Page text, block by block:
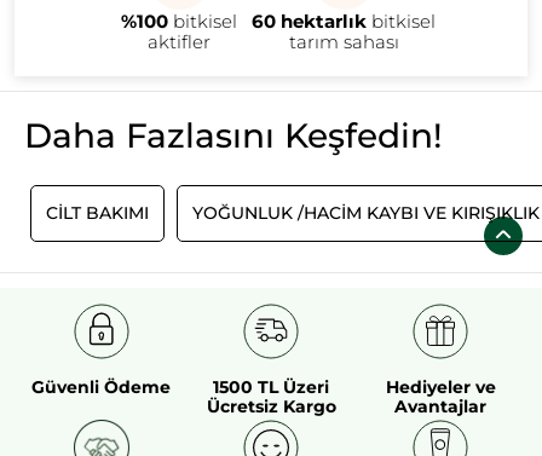
%100 bitkisel
aktifler
60 hektarlık bitkisel
tarım sahası
Daha Fazlasını Keşfedin!
CİLT BAKIMI YOĞUNLUK /HACIM KAYBI VE KIRIŞIKLIK
Güvenli Ödeme
1500 TL Üzeri
Ücretsiz Kargo
Hediyeler ve
Avantajlar